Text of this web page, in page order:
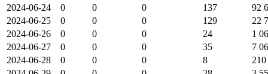
2024-06-24
0 0 0 137
92
2024-06-25
0 0 0 129
22
2024-06-26
0 0 0 24
1
2024-06-27
0 0 0 35
7
2024-06-28
0 0 0 8
210